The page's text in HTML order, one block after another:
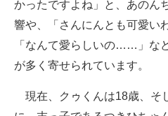
かったですよね」と、あのん
響や、「さんにんとも可愛い
「なんて愛らしいの……」な
が多く寄せられています。
現在、クゥくんは18歳、そ